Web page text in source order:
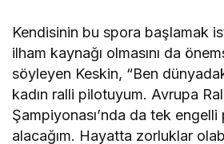
Kendisinin bu spora başlamak
ilham kaynağı olmasını da
söyleyen Keskin, “Ben
kadın ralli pilotuyum. Avrupa
Şampiyonası’nda da tek
alacağım. Hayatta zorluklar